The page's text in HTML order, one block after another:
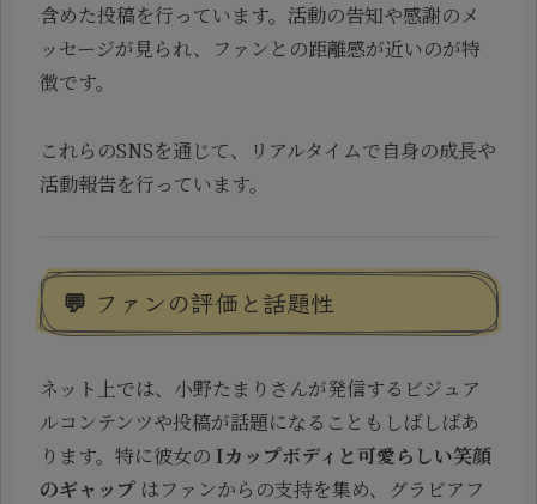
含めた投稿を行っています。活動の告知や感謝のメ
ッセージが見られ、ファンとの距離感が近いのが特
徴です。
これらのSNSを通じて、リアルタイムで自身の成長や
活動報告を行っています。
💬 ファンの評価と話題性
ネット上では、小野たまりさんが発信するビジュア
ルコンテンツや投稿が話題になることもしばしばあ
ります。特に彼女の Iカップボディと可愛らしい笑顔
のギャップ はファンからの支持を集め、グラビアフ